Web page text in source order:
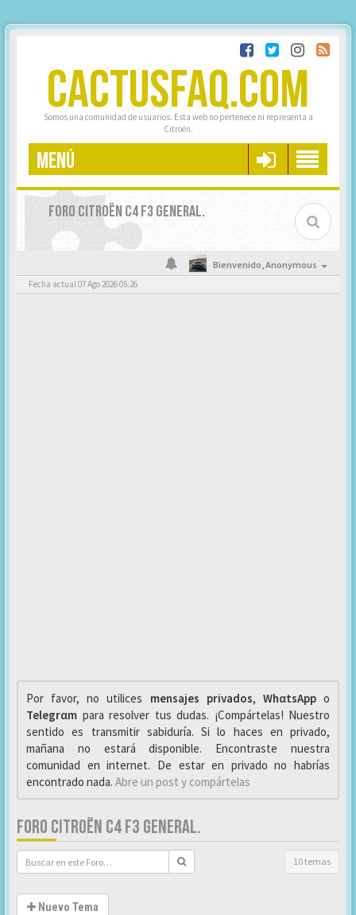
CACTUSFAQ.COM
Somos una comunidad de usuarios. Esta web no pertenece ni representa a
Citroën.
MENÚ
FORO CITROËN C4 F3 GENERAL.
Bienvenido,Anonymous
Fecha actual 07 Ago 2026 05:26
Por favor, no utilices mensajes privados, WhαtsAppo
Telegrαm para resolver tus dudas. ¡Compártelas! Nuestro
sentido es transmitir sabiduría. Si lo haces en privado,
mañana no estará disponible. Encontraste nuestra
comunidad en internet. De estar en privado no habrías
encontrado nada. Abre un post y compártelas
FORO CITROËN C4 F3 GENERAL.
10 temas
Nuevo Tema